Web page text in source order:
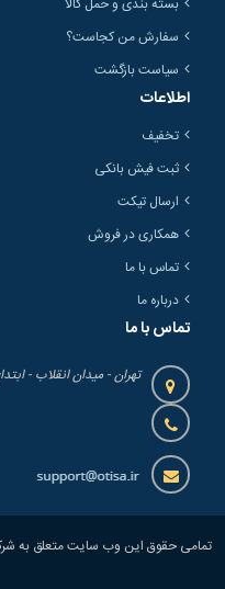
بسته بندی و حمل کالا
سفارش من کجاست؟
سیاست بازگشت
اطلاعات
تخفیف
ثبت فیش بانکی
ارسال تیکت
همکاری در فروش
تماس با ما
درباره ما
تماس با ما
تهران - میدان انقلاب -
تمامی حقوق این وب سایت متعلق به